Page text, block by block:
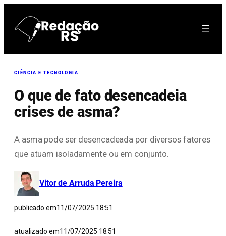
para
CIÊNCIA E TECNOLOGIA
O que de fato desencadeia
crises de asma?
A asma pode ser desencadeada por diversos fatores
que atuam isoladamente ou em conjunto.
Vitor de Arruda Pereira
publicado em11/07/2025 18:51
atualizado em11/07/2025 18:51